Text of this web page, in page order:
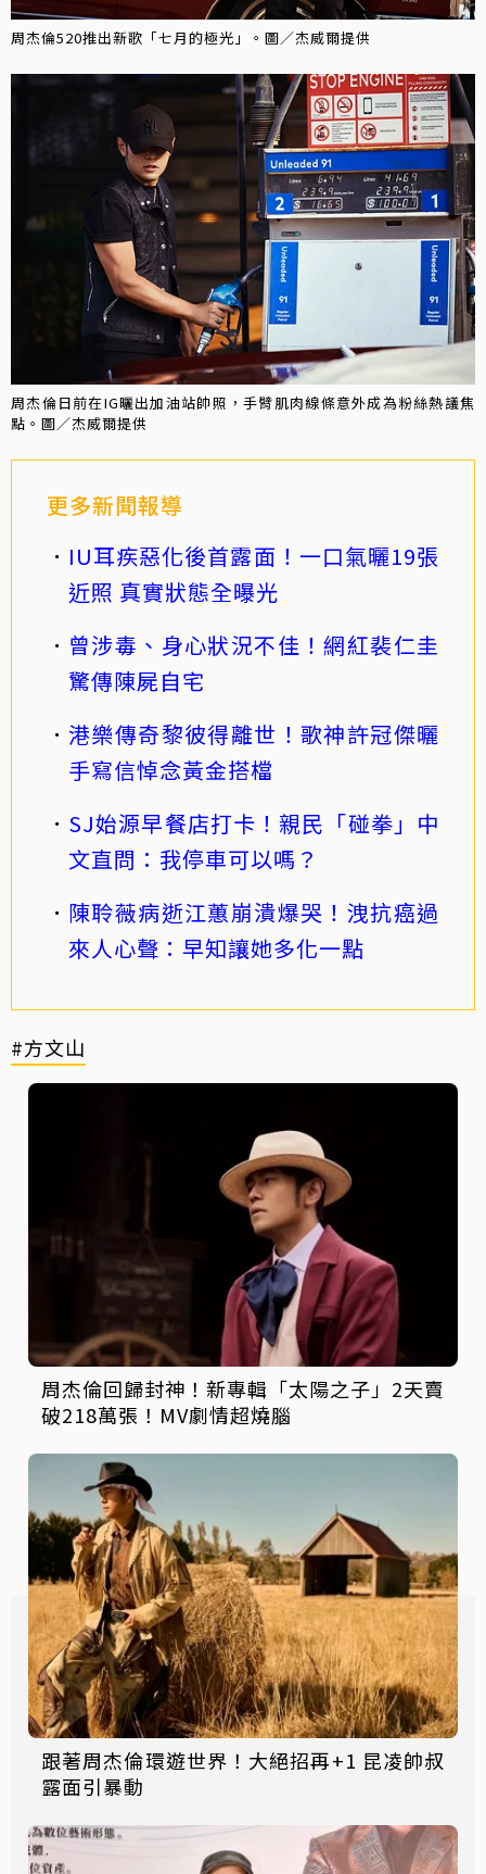
周杰倫520推出新歌「七月的極光」。圖／杰威爾提供
周杰倫日前在IG曬出加油站帥照，手臂肌肉線條意外成為粉絲熱議焦
點。圖／杰威爾提供
更多新聞報導
IU耳疾惡化後首露面！一口氣曬19張
近照 真實狀態全曝光
曾涉毒、身心狀況不佳！網紅裴仁圭
驚傳陳屍自宅
港樂傳奇黎彼得離世！歌神許冠傑曬
手寫信悼念黃金搭檔
SJ始源早餐店打卡！親民「碰拳」中
文直問：我停車可以嗎？
陳聆薇病逝江蕙崩潰爆哭！洩抗癌過
來人心聲：早知讓她多化一點
#方文山
周杰倫回歸封神！新專輯「太陽之子」2天賣
破218萬張！MV劇情超燒腦
跟著周杰倫環遊世界！大絕招再+1 昆凌帥叔
露面引暴動